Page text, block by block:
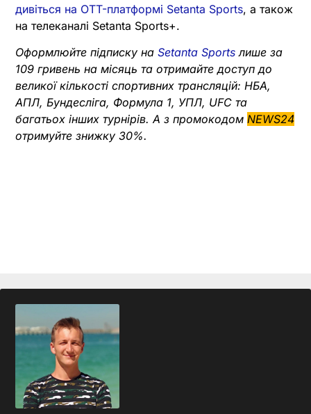
дивіться на OTT-платформі Setanta Sports, а також
на телеканалі Setanta Sports+.
Оформлюйте підписку на Setanta Sports лише за
109 гривень на місяць та отримайте доступ до
великої кількості спортивних трансляцій: НБА,
АПЛ, Бундесліга, Формула 1, УПЛ, UFC та
багатьох інших турнірів. А з промокодом NEWS24
отримуйте знижку 30%.